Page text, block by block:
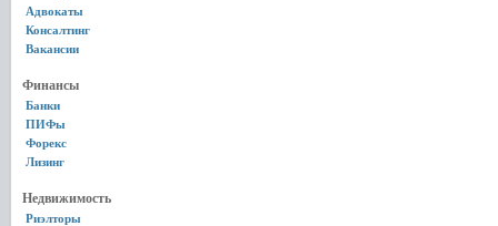
Адвокаты
Консалтинг
Вакансии
Финансы
Банки
ПИФы
Форекс
Лизинг
Недвижимость
Риэлторы